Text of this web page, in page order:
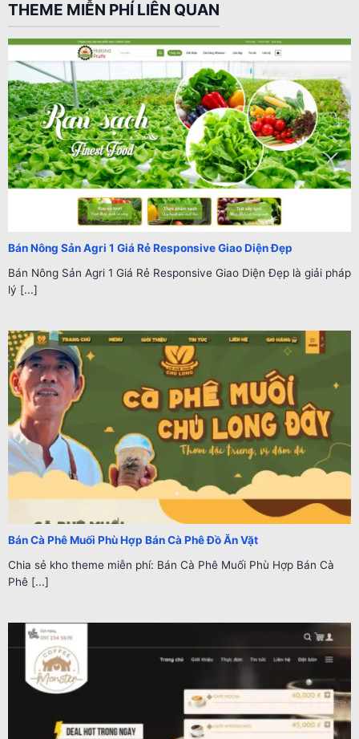
THEME MIỄN PHÍ LIÊN QUAN
Bán Nông Sản Agri 1 Giá Rẻ Responsive Giao Diện Đẹp
Bán Nông Sản Agri 1 Giá Rẻ Responsive Giao Diện Đẹp là giải pháp
lý [...]
Bán Cà Phê Muối Phù Hợp Bán Cà Phê Đồ Ăn Vặt
Chia sẻ kho theme miễn phí: Bán Cà Phê Muối Phù Hợp Bán Cà
Phê [...]